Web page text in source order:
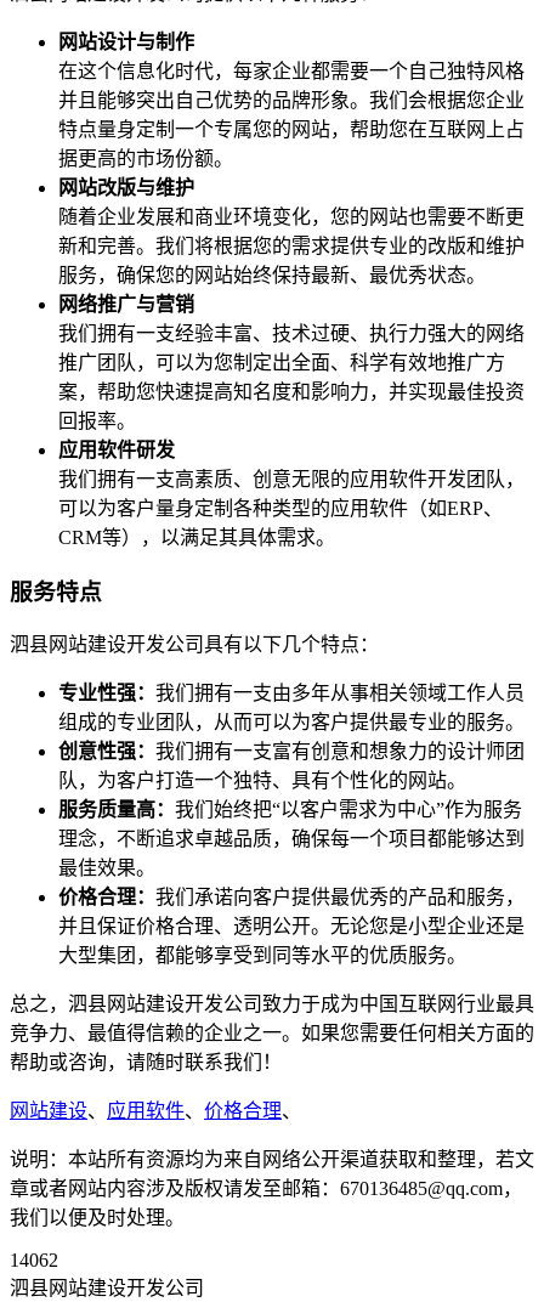
网站设计与制作
在这个信息化时代，每家企业都需要一个自己独特风格
并且能够突出自己优势的品牌形象。我们会根据您企业
特点量身定制一个专属您的网站，帮助您在互联网上占
据更高的市场份额。
网站改版与维护
随着企业发展和商业环境变化，您的网站也需要不断更
新和完善。我们将根据您的需求提供专业的改版和维护
服务，确保您的网站始终保持最新、最优秀状态。
网络推广与营销
我们拥有一支经验丰富、技术过硬、执行力强大的网络
推广团队，可以为您制定出全面、科学有效地推广方
案，帮助您快速提高知名度和影响力，并实现最佳投资
回报率。
应用软件研发
我们拥有一支高素质、创意无限的应用软件开发团队，
可以为客户量身定制各种类型的应用软件（如ERP、
CRM等），以满足其具体需求。
服务特点
泗县网站建设开发公司具有以下几个特点：
专业性强： 我们拥有一支由多年从事相关领域工作人员
组成的专业团队，从而可以为客户提供最专业的服务。
创意性强： 我们拥有一支富有创意和想象力的设计师团
队，为客户打造一个独特、具有个性化的网站。
服务质量高： 我们始终把“以客户需求为中心”作为服务
理念，不断追求卓越品质，确保每一个项目都能够达到
最佳效果。
价格合理： 我们承诺向客户提供最优秀的产品和服务，
并且保证价格合理、透明公开。无论您是小型企业还是
大型集团，都能够享受到同等水平的优质服务。
总之，泗县网站建设开发公司致力于成为中国互联网行业最具
竞争力、最值得信赖的企业之一。如果您需要任何相关方面的
帮助或咨询，请随时联系我们！
网站建设、 应用软件、 价格合理、
说明：本站所有资源均为来自网络公开渠道获取和整理，若文
章或者网站内容涉及版权请发至邮箱：670136485@qq.com，
我们以便及时处理。
14062
泗县网站建设开发公司